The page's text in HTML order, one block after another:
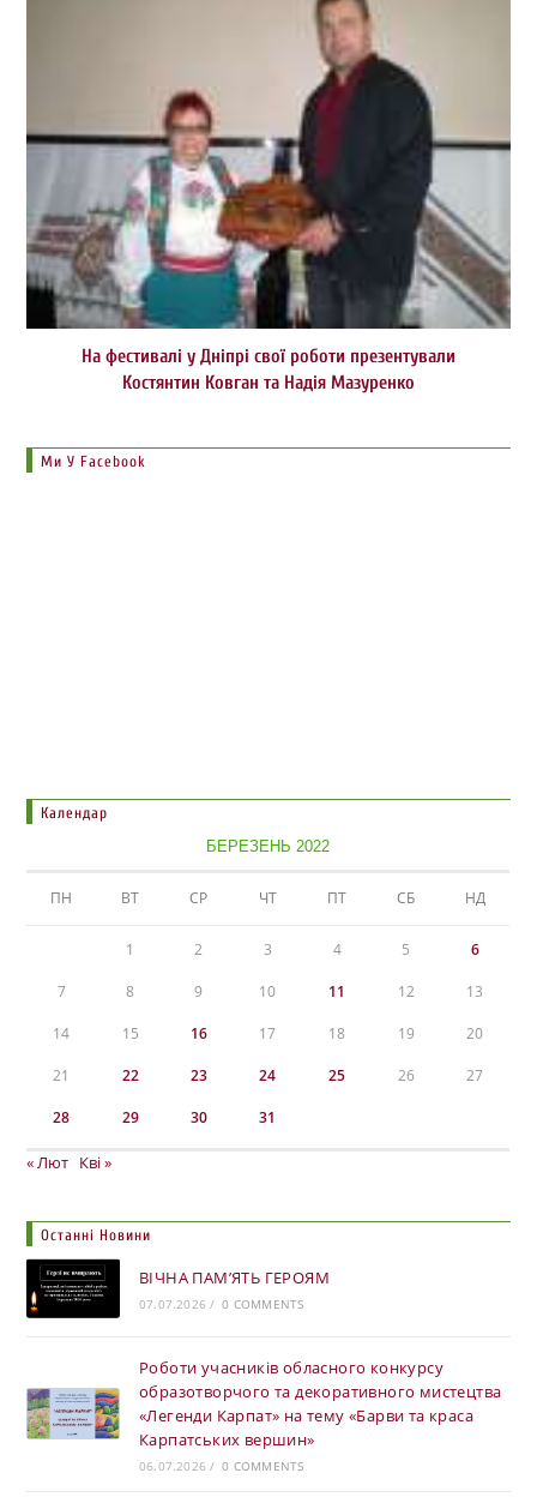
На фестивалі у Дніпрі свої роботи презентували
Костянтин Ковган та Надія Мазуренко
Ми У Facebook
Календар
БЕРЕЗЕНЬ 2022
ПН ВТ СР ЧТ ПТ СБ НД
1 2 3 4 5 6
7 8 9 10 11 12 13
14 15 16 17 18 19 20
21 22 23 24 25 26 27
28 29 30 31
« Лют Кві »
Останні Новини
ВІЧНА ПАМ’ЯТЬ ГЕРОЯМ
07.07.2026 / 0 COMMENTS
Роботи учасників обласного конкурсу
образотворчого та декоративного мистецтва
«Легенди Карпат» на тему «Барви та краса
Карпатських вершин»
06.07.2026 / 0 COMMENTS